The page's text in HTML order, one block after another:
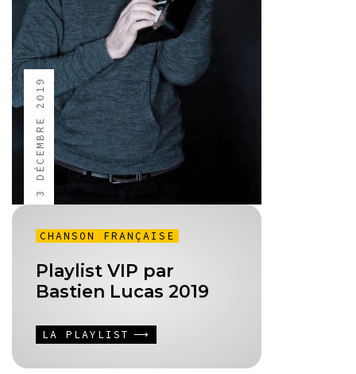
3 DÉCEMBRE 2019
CHANSON FRANÇAISE
Playlist VIP par
Bastien Lucas 2019
LA PLAYLIST